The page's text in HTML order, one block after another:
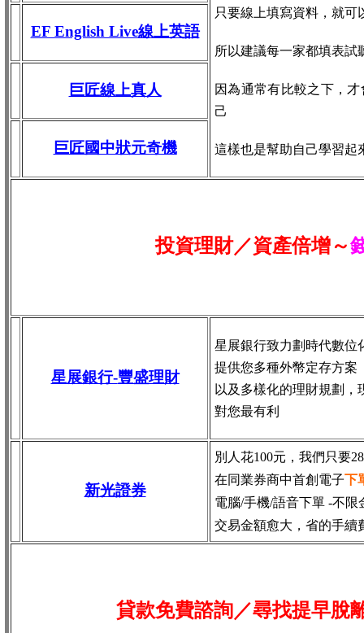
只要線上填寫資料，就可
所以建議每一家都填表試
因為通常有比較之下，
己
這樣也是幫助自己學習起
EF English Live線上英語
巨匠線上真人
巨匠國中狀元奇機
投資理財／資產倍增～
星展銀行-豐盛理財
星展銀行致力劃時代數位
提供您多種外幣定存方案
以及多樣化的理財規劃，
對您最有利
新光證券
別人花100元，我們只要
在同業券商中首創電子下
電腦/手機/語音下單 -不限
交易金額愈大，省的手續
貸款免費諮詢／尋找提早脫